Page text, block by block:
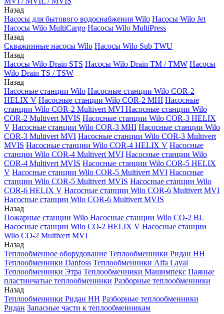
Назад
Насосы для бытового водоснабжения Wilo Насосы Wilo Jet
Насосы Wilo MultiCargo Насосы Wilo MultiPress
Назад
Скважинные насосы Wilo Насосы Wilo Sub TWU
Назад
Насосы Wilo Drain STS Насосы Wilo Drain TM / TMW Насосы
Wilo Drain TS / TSW
Назад
Насосные станции Wilo Насосные станции Wilo COR-2
HELIX V Насосные станции Wilo COR-2 MHI Насосные
станции Wilo COR-2 Multivert MVI Насосные станции Wilo
COR-2 Multivert MVIS Насосные станции Wilo COR-3 HELIX
V Насосные станции Wilo COR-3 MHI Насосные станции Wilo
COR-3 Multivert MVI Насосные станции Wilo COR-3 Multivert
MVIS Насосные станции Wilo COR-4 HELIX V Насосные
станции Wilo COR-4 Multivert MVI Насосные станции Wilo
COR-4 Multivert MVIS Насосные станции Wilo COR-5 HELIX
V Насосные станции Wilo COR-5 Multivert MVI Насосные
станции Wilo COR-5 Multivert MVIS Насосные станции Wilo
COR-6 HELIX V Насосные станции Wilo COR-6 Multivert MVI
Насосные станции Wilo COR-6 Multivert MVIS
Назад
Пожарные станции Wilo Насосные станции Wilo CO-2 BL
Насосные станции Wilo CO-2 HELIX V Насосные станции
Wilo CO-2 Multivert MVI
Назад
Теплообменное оборудование Теплообменники Ридан НН
Теплообменники Danfoss Теплообменники Alfa Laval
Теплообменники Этра Теплообменники Машимпекс Паяные
пластинчатые теплообменники Разборные теплообменники
Назад
Теплообменники Ридан НН Разборные теплообменники
Ридан Запасные части к теплообменникам